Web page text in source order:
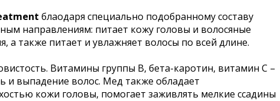
блаодаря специально подобранному составу
направлениям: питает кожу головы и волосяные
а также питает и увлажняет волосы по всей длине.
Витамины группы В, бета-каротин, витамин С –
и выпадение волос. Мед также обладает
кожи головы, помогает заживлять мелкие ссадины